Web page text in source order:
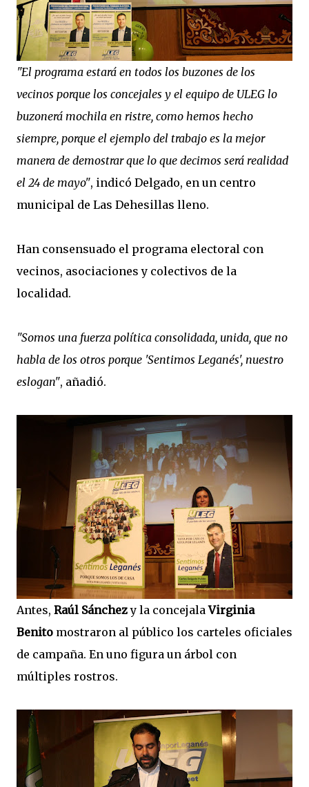
"El programa estará en todos los buzones de los
vecinos porque los concejales y el equipo de ULEG lo
buzonerá mochila en ristre, como hemos hecho
siempre, porque el ejemplo del trabajo es la mejor
manera de demostrar que lo que decimos será realidad
el 24 de mayo", indicó Delgado, en un centro
municipal de Las Dehesillas lleno.
Han consensuado el programa electoral con
vecinos, asociaciones y colectivos de la
localidad.
"Somos una fuerza política consolidada, unida, que no
habla de los otros porque 'Sentimos Leganés', nuestro
eslogan", añadió.
Antes, Raúl Sánchezy la concejalaVirginia
Benito mostraron al público los carteles oficiales
de campaña. En uno figura un árbol con
múltiples rostros.